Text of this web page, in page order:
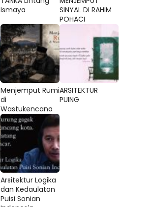
Ismaya
SINYAL DI RAHIM
POHACI
Menjemput Rumi
di
Wastukencana
ARSITEKTUR
PUING
Arsitektur Logika
dan Kedaulatan
Puisi Sonian